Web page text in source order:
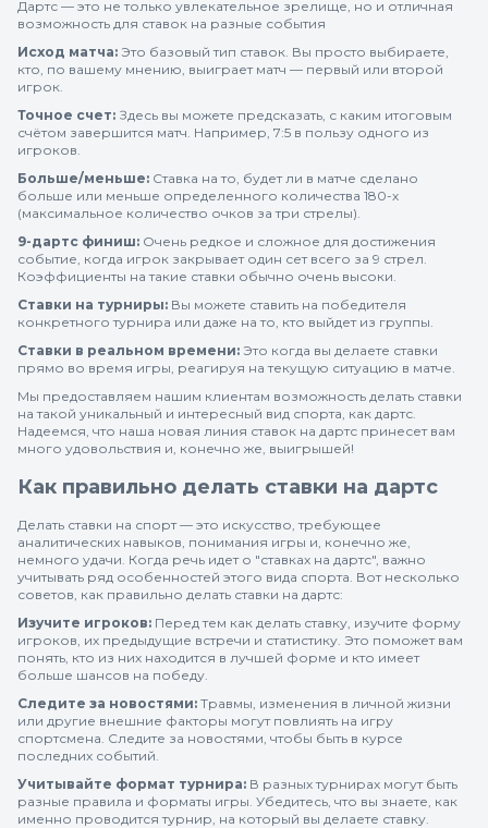
Дартс — это не только увлекательное зрелище, но и отличная
возможность для ставок на разные события
Исход матча: Это базовый тип ставок. Вы просто выбираете,
кто, по вашему мнению, выиграет матч — первый или второй
игрок.
Точное счет: Здесь вы можете предсказать, с каким итоговым
счётом завершится матч. Например, 7:5 в пользу одного из
игроков.
Больше/меньше: Ставка на то, будет ли в матче сделано
больше или меньше определенного количества 180-х
(максимальное количество очков за три стрелы).
9-дартс финиш: Очень редкое и сложное для достижения
событие, когда игрок закрывает один сет всего за 9 стрел.
Коэффициенты на такие ставки обычно очень высоки.
Ставки на турниры: Вы можете ставить на победителя
конкретного турнира или даже на то, кто выйдет из группы.
Ставки в реальном времени: Это когда вы делаете ставки
прямо во время игры, реагируя на текущую ситуацию в матче.
Мы предоставляем нашим клиентам возможность делать ставки
на такой уникальный и интересный вид спорта, как дартс.
Надеемся, что наша новая линия ставок на дартс принесет вам
много удовольствия и, конечно же, выигрышей!
Как правильно делать ставки на дартс
Делать ставки на спорт — это искусство, требующее
аналитических навыков, понимания игры и, конечно же,
немного удачи. Когда речь идет о "ставках на дартс", важно
учитывать ряд особенностей этого вида спорта. Вот несколько
советов, как правильно делать ставки на дартс:
Изучите игроков: Перед тем как делать ставку, изучите форму
игроков, их предыдущие встречи и статистику. Это поможет вам
понять, кто из них находится в лучшей форме и кто имеет
больше шансов на победу.
Следите за новостями: Травмы, изменения в личной жизни
или другие внешние факторы могут повлиять на игру
спортсмена. Следите за новостями, чтобы быть в курсе
последних событий.
Учитывайте формат турнира: В разных турнирах могут быть
разные правила и форматы игры. Убедитесь, что вы знаете, как
именно проводится турнир, на который вы делаете ставку.